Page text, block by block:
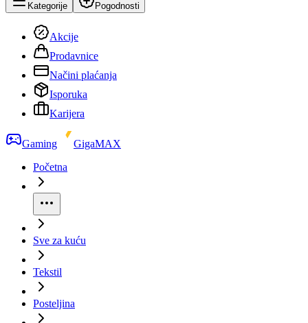
Kategorije Pogodnosti
Akcije
Prodavnice
Načini plaćanja
Isporuka
Karijera
Gaming
GigaMAX
Početna
Sve za kuću
Tekstil
Posteljina